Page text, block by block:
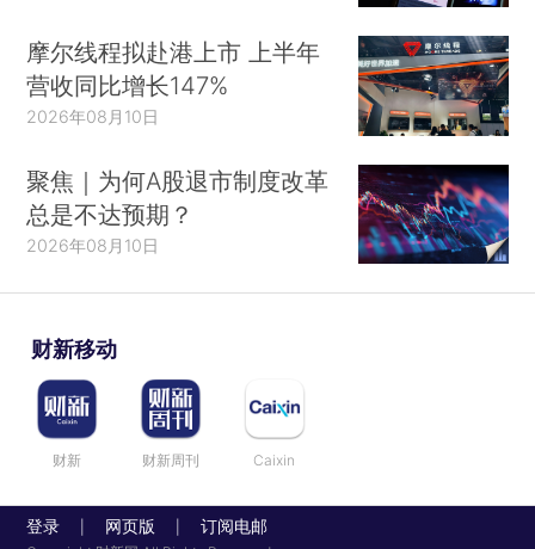
摩尔线程拟赴港上市 上半年
营收同比增长147%
2026年08月10日
聚焦｜为何A股退市制度改革
总是不达预期？
2026年08月10日
财新移动
财新 财新周刊 Caixin
登录 网页版 订阅电邮